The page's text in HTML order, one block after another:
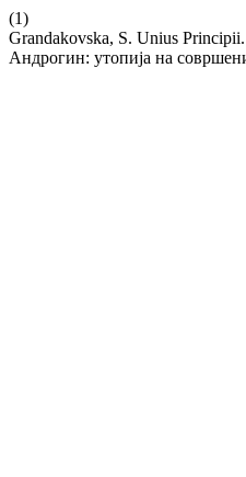
(1)
Grandakovska, S. Unius
Андрогин: утопија на